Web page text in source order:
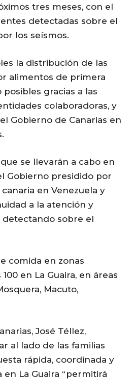
tres meses, con el
detectadas sobre el
los seísmos.
la distribución de las
alimentos de primera
gracias a las
colaboradoras, y
Gobierno de Canarias en
se llevarán a cabo en
Gobierno presidido por
en Venezuela y
a la atención y
detectando sobre el
comida en zonas
en La Guaira, en áreas
Macuto,
José Téllez,
al lado de las familias
rápida, coordinada y
La Guaira “permitirá